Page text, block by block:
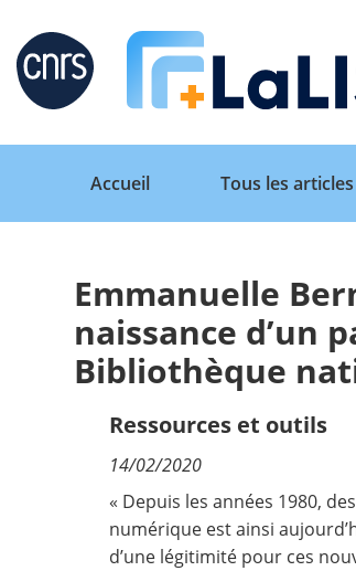
Retour
Accueil
Tous les articles
Qui sommes nous ?
Accueil
Tous les articles
Emmanuelle
naissance d’un
Bibliothèque
Ressources et outils
14/02/2020
« Depuis les années 1980,
numérique est ainsi
d’une légitimité pour ces